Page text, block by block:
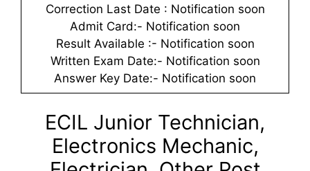
Correction Last Date : Notification soon
Admit Card:- Notification soon
Result Available :- Notification soon
Written Exam Date:- Notification soon
Answer Key Date:- Notification soon
ECIL Junior Technician,
Electronics Mechanic,